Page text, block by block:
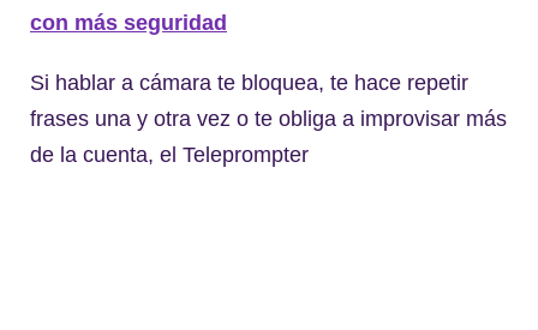
con más seguridad
Si hablar a cámara te bloquea, te hace repetir
frases una y otra vez o te obliga a improvisar más
de la cuenta, el Teleprompter